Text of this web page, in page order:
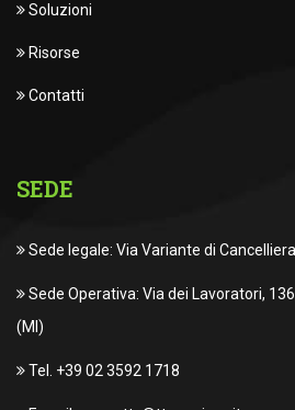
Soluzioni
Risorse
Contatti
SEDE
Sede legale: Via Variante di
Sede Operativa: Via dei Lavoratori,
(MI)
Tel. +39 02 3592 1718